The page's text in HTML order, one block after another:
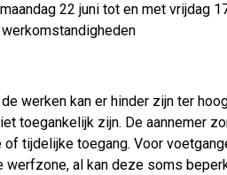
22 juni tot en met vrijdag
werken kan er hinder zijn ter
toegankelijk zijn. De aannemer
tijdelijke toegang. Voor
al kan deze soms